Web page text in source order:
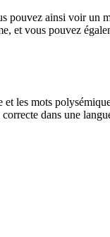
pouvez ainsi voir un
et vous pouvez
les mots
dans une